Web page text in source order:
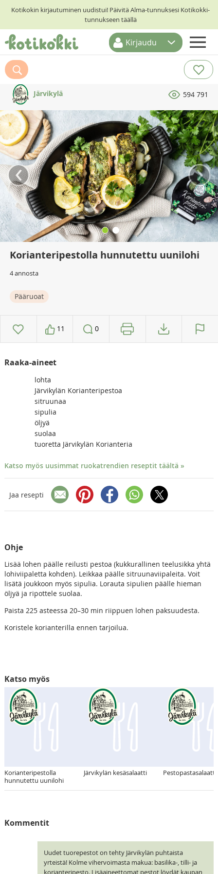
Kotikokin kirjautuminen uudistui! Päivitä Alma-tunnuksesi Kotikokki-
tunnukseen täällä
ETUSIVU
RESEPTIHAKU
RUOKATEEMAT
KESKUSTELUT
KOTIKOKIT
Kirjaudu
Järvikylä 594 791
‹ ›
Korianteripestolla hunnutettu uunilohi
4 annosta
Pääruoat
11 0
Raaka-aineet
lohta
Järvikylän Korianteripestoa
sitruunaa
sipulia
öljyä
suolaa
tuoretta Järvikylän Korianteria
Katso myös uusimmat ruokatrendien reseptit täältä »
Jaa resepti
Ohje
Lisää lohen päälle reilusti pestoa (kukkurallinen teelusikka yhtä
lohiviipaletta kohden). Leikkaa päälle sitruunaviipaleita. Voit
lisätä joukkoon myös sipulia. Lorauta sipulien päälle hieman
öljyä ja ripottele suolaa.
Paista 225 asteessa 20–30 min riippuen lohen paksuudesta.
Koristele korianterilla ennen tarjoilua.
Katso myös
Korianteripestolla
hunnutettu uunilohi
Järvikylän kesäsalaatti Pestopastasalaatti
Kommentit
Uudet tuorepestot on tehty Järvikylän puhtaista
yrteistä! Kolme vihervoimasta makua: basilika-, tilli- ja
korianteripesto. Lisäaineettomat pestot löydät kaupan